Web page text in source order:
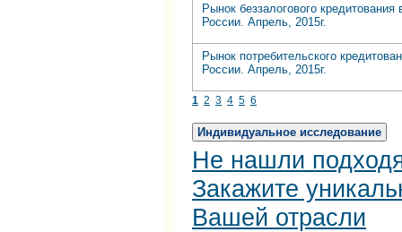
Рынок беззалогового кредитования
России. Апрель, 2015г.
Рынок потребительского
России. Апрель, 2015г.
1 2 3 4 5 6
Индивидуальное исследование
Не нашли
Закажите
Вашей отрасли